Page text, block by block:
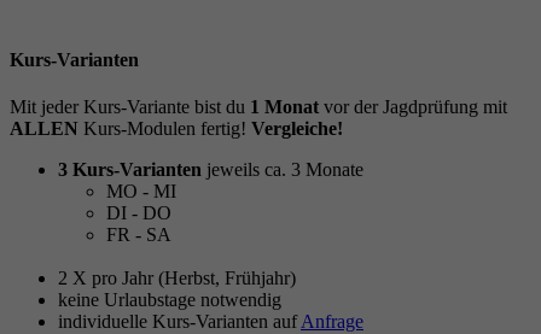
Kurs-Varianten
Mit jeder Kurs-Variante bist du 1 Monat vor der Jagdprüfung mit
ALLEN Kurs-Modulen fertig! Vergleiche!
3 Kurs-Varianten jeweils ca. 3 Monate
MO - MI
DI - DO
FR - SA
2 X pro Jahr (Herbst, Frühjahr)
keine Urlaubstage notwendig
individuelle Kurs-Varianten aufAnfrage